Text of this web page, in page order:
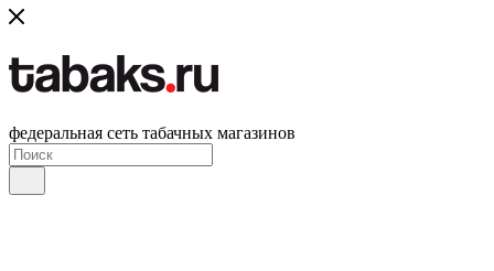
федеральная сеть табачных магазинов